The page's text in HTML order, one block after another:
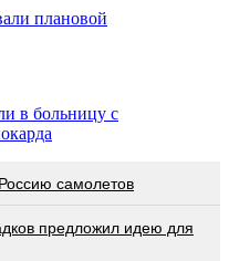
плановой
в больницу с
самолетов
предложил идею для